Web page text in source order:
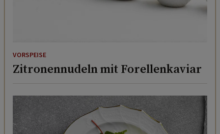
VORSPEISE
Zitronennudeln mit Forellenkaviar